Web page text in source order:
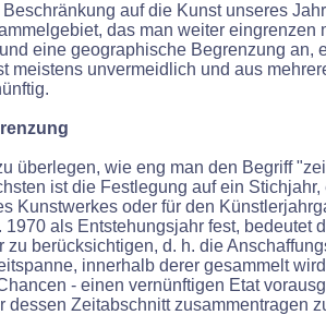
auf die Kunst unseres
das man weiter eingrenzen
eine geographische Begrenzung an,
meistens unvermeidlich und aus
überlegen, wie eng man den Begriff
ist die Festlegung auf ein Stichjahr,
Kunstwerkes oder für den
1970 als Entstehungsjahr fest, bedeutet
zu berücksichtigen, d. h. die
innerhalb derer gesammelt
- einen vernünftigen Etat
dessen Zeitabschnitt zusammentragen